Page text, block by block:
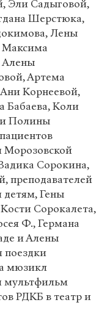
Эли Садыговой,
Шерстюка,
Лены
Максима
Алены
Артема
Корнеевой,
Коли
и Полины
Морозовской
Сорокина,
преподавателей
Гены
Сорокалета,
Ф., Германа
и Алены
поездки
мюзикл
мультфильм
РДКБ в театр и